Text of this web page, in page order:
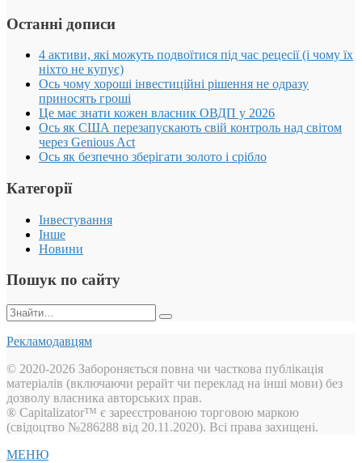
Останні дописи
4 активи, які можуть подвоїтися під час рецесії (і чому їх
ніхто не купує)
Ось чому хороші інвестиційні рішення не одразу
приносять гроші
Це має знати кожен власник ОВДП у 2026
Ось як США перезапускають свій контроль над світом
через Genious Act
Ось як безпечно зберігати золото і срібло
Категорії
Інвестування
Інше
Новини
Пошук по сайту
Пошук:
Рекламодавцям
© 2020-2026 Забороняється повна чи часткова публікація
матеріалів (включаючи рерайт чи переклад на інші мови) без
дозволу власника авторських прав.
® Capitalizator™ є зареєстрованою торговою маркою
(свідоцтво №286288 від 20.11.2020). Всі права захищені.
МЕНЮ